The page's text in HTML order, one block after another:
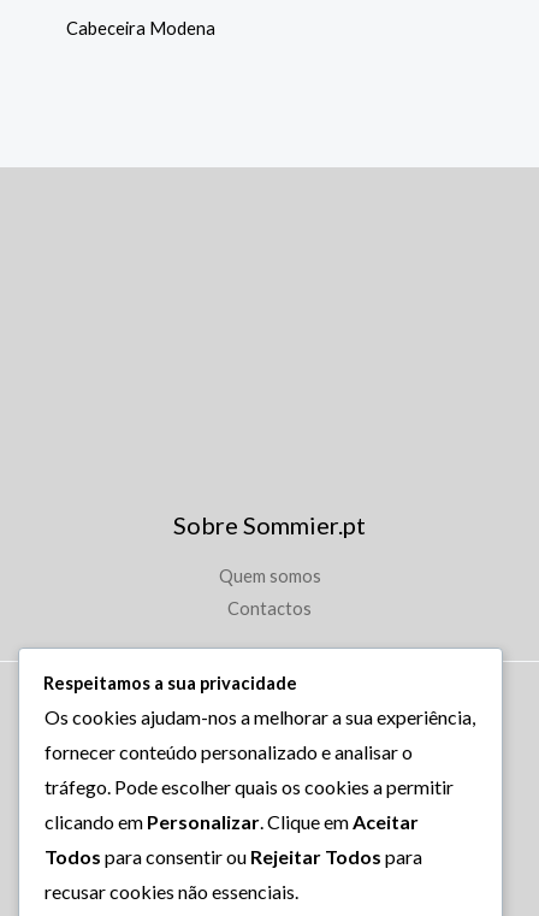
Cabeceira Modena
Sobre Sommier.pt
Quem somos
Contactos
Powered by A Carvalho & J. Cunha Unip. Lda. All rights
Respeitamos a sua privacidade
Os cookies ajudam-nos a melhorar a sua experiência,
fornecer conteúdo personalizado e analisar o
tráfego. Pode escolher quais os cookies a permitir
clicando em Personalizar. Clique emAceitar
Todos para consentir ou Rejeitar Todos para
recusar cookies não essenciais.